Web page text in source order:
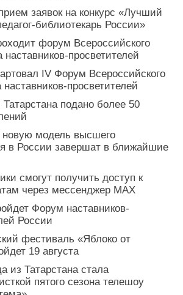
заявок на конкурс «Лучший
библиотекарь России»
форум Всероссийского
просветителей
IV Форум Всероссийского
просветителей
подано более 50
новую модель высшего
в России завершат в ближайшие
смогут получить доступ к
через мессенджер MAX
Форум наставников-
России
фестиваль «Яблоко от
19 августа
из Татарстана стала
пятого сезона телешоу